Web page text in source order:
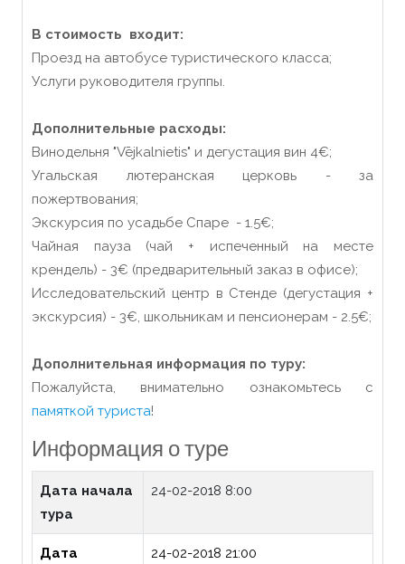
В стоимость входит:
Проезд на автобусе туристического класса;
Услуги руководителя группы.
Дополнительные расходы:
Винодельня "Vējkalnietis" и дегустация вин 4€;
Угальская лютеранская церковь - за
пожертвования;
Экскурсия по усадьбе Спаре - 1.5€;
Чайная пауза (чай + испеченный на месте
крендель) - 3€ (предварительный заказ в офисе);
Исследовательский центр в Стенде (дегустация +
экскурсия) - 3€, школьникам и пенсионерам - 2.5€;
Дополнительная информация по туру:
Пожалуйста, внимательно ознакомьтесь с
памяткой туриста!
Информация о туре
Дата начала
тура
24-02-2018 8:00
Дата
24-02-2018 21:00